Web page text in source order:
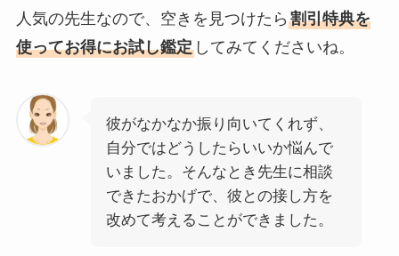
人気の先生なので、空きを見つけたら 割引特典を
使ってお得にお試し鑑定してみてくださいね。
彼がなかなか振り向いてくれず、
自分ではどうしたらいいか悩んで
いました。そんなとき先生に相談
できたおかげで、彼との接し方を
改めて考えることができました。